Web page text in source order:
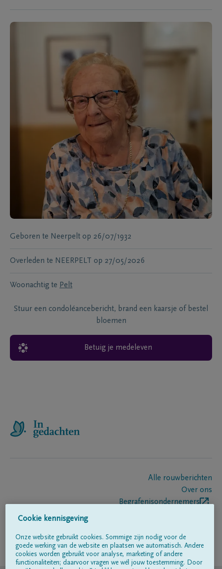
Geboren te Neerpelt op 26/07/1932
Overleden te NEERPELT op 27/05/2026
Woonachtig te Pelt
Stuur een condoléancebericht, brand een kaarsje of bestel
bloemen
Betuig je medeleven
Alle rouwberichten
Over ons
Begrafenisondernemers
Volg ons op
Cookie kennisgeving
Onze website gebruikt cookies. Sommige zijn nodig voor de
goede werking van de website en plaatsen we automatisch. Andere
cookies worden gebruikt voor analyse, marketing of andere
functionaliteiten; daarvoor vragen we wél jouw toestemming. Door